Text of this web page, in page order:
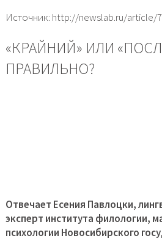
Источник: http://newslab.ru/article/
«КРАЙНИЙ» ИЛИ
ПРАВИЛЬНО?
Отвечает Есения Павлоцки,
эксперт института филологии,
психологии Новосибирского